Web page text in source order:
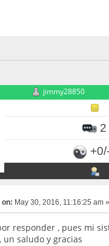
jimmy28850
2
on: May 30, 2016, 11:16:25 am »
responder , pues mi
un saludo y gracias